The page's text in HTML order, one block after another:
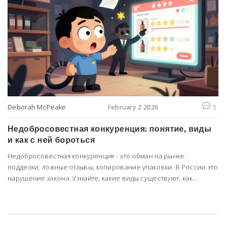
Deborah McPeake February 2 2026 5
Недобросовестная конкуренция: понятие, виды
и как с ней бороться
Недобросовестная конкуренция - это обман на рынке:
подделки, ложные отзывы, копирование упаковки. В России это
нарушение закона. Узнайте, какие виды существуют, как